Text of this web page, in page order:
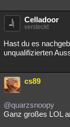
Celladoor
versteckt
Hast du es
unqualifizierten
cs89
@quarzsnoopy
Ganz großes LOL